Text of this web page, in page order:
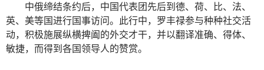
中俄缔结条约后，中国代表团先后到德、荷、比、法、
英、美等国进行国事访问。此行中，罗丰禄参与种种社交活
动，积极施展纵横捭阖的外交才干，并以翻译准确、得体、
敏捷，而得到各国领导人的赞赏。